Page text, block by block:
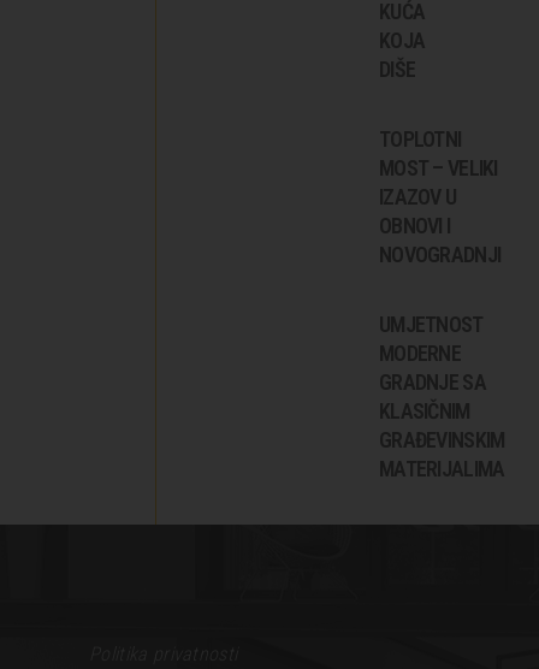
KUĆA
KOJA
DIŠE
TOPLOTNI
MOST – VELIKI
IZAZOV U
OBNOVI I
NOVOGRADNJI
UMJETNOST
MODERNE
GRADNJE SA
KLASIČNIM
GRAĐEVINSKIM
MATERIJALIMA